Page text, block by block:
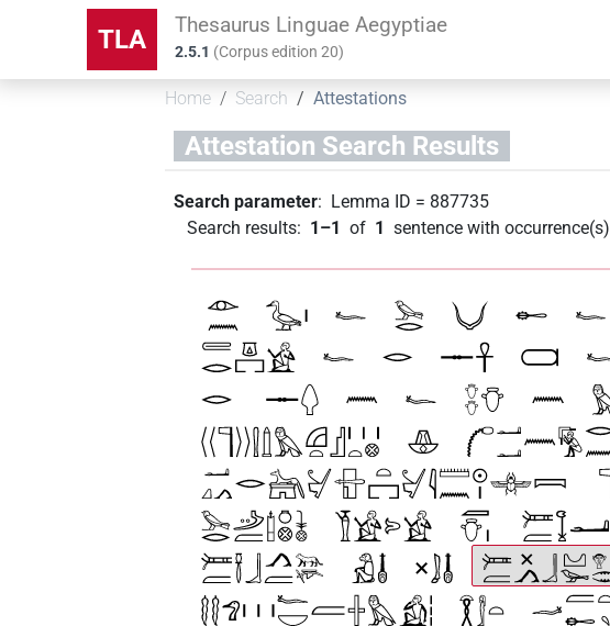
TLA Thesaurus Linguae Aegyptiae
2.5.1 (Corpus edition20)
Home Search Attestations
Attestation Search Results
Search parameter: Lemma ID = 887735
Search results: 1–1 of 1 sentence with occurrence(s)